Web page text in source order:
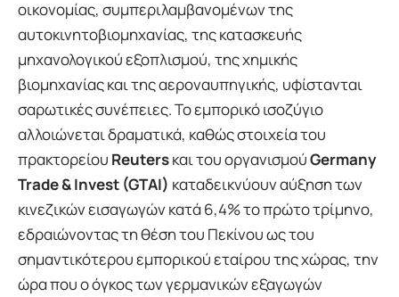
οικονομίας, συμπεριλαμβανομένων της
αυτοκινητοβιομηχανίας, της κατασκευής
μηχανολογικού εξοπλισμού, της χημικής
βιομηχανίας και της αεροναυπηγικής, υφίστανται
σαρωτικές συνέπειες. Το εμπορικό ισοζύγιο
αλλοιώνεται δραματικά, καθώς στοιχεία του
πρακτορείου Reutersκαι του οργανισμούGermany
Trade & Invest (GTAI) καταδεικνύουν αύξηση των
κινεζικών εισαγωγών κατά 6,4% το πρώτο τρίμηνο,
εδραιώνοντας τη θέση του Πεκίνου ως του
σημαντικότερου εμπορικού εταίρου της χώρας, την
ώρα που ο όγκος των γερμανικών εξαγωγών